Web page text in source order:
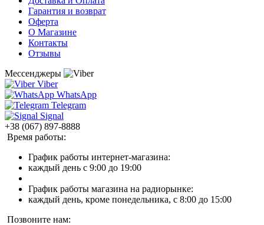
Гарантия и возврат
Оферта
О Магазине
Контакты
Отзывы
Мессенджеры
Viber
WhatsApp
Telegram
Signal
+38 (067) 897-8888
Время работы:
График работы интернет-магазина:
каждый день с 9:00 до 19:00
График работы магазина на радиорынке:
каждый день, кроме понедельника, с 8:00 до 15:00
Позвоните нам: